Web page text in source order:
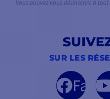
Vous pouvez vous désinscrire à tout
SUR LES